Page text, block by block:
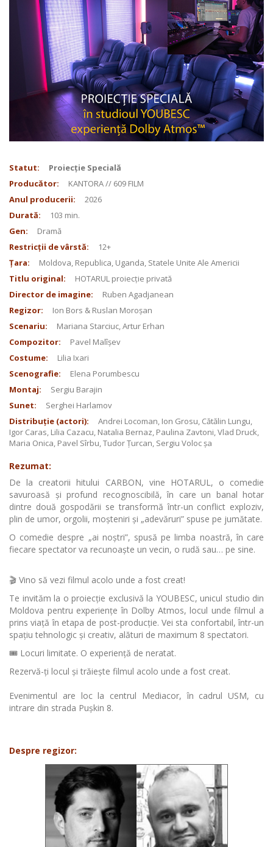
Statut:
Proiecție Specială
Producător:
KANTORA // 609 FILM
Anul producerii:
2026
Durată:
103 min.
Gen:
Dramă
Restricții de vârstă:
12+
Țara:
Moldova, Republica, Uganda, Statele Unite Ale Americii
Titlu original:
HOTARUL proiecție privată
Director de imagine:
Ruben Agadjanean
Regizor:
Ion Bors & Ruslan Moroșan
Scenariu:
Mariana Starciuc, Artur Erhan
Compozitor:
Pavel Malîșev
Costume:
Lilia Ixari
Scenografie:
Elena Porumbescu
Montaj:
Sergiu Barajin
Sunet:
Serghei Harlamov
Distribuție (actori):
Andrei Locoman, Ion Grosu, Cătălin Lungu,
Igor Caras, Lilia Cazacu, Natalia Bernaz, Paulina Zavtoni, Vlad Druck,
Maria Onica, Pavel Sîrbu, Tudor Țurcan, Sergiu Voloc șa
Rezumat:
De la creatorii hitului CARBON, vine HOTARUL, o comedie
savuroasă și profund recognoscibilă, în care un banal hotar
dintre două gospodării se transformă într-un conflict exploziv,
plin de umor, orgolii, moșteniri și „adevăruri” spuse pe jumătate.
O comedie despre „ai noștri”, spusă pe limba noastră, în care
fiecare spectator va recunoaște un vecin, o rudă sau… pe sine.
🎬 Vino să vezi filmul acolo unde a fost creat!
Te invităm la o proiecție exclusivă la YOUBESC, unicul studio din
Moldova pentru experiențe în Dolby Atmos, locul unde filmul a
prins viață în etapa de post-producție. Vei sta confortabil, într-un
spațiu tehnologic și creativ, alături de maximum 8 spectatori.
🎟️ Locuri limitate. O experiență de neratat.
Rezervă-ți locul și trăiește filmul acolo unde a fost creat.
Evenimentul are loc la centrul Mediacor, în cadrul USM, cu
intrare din strada Pușkin 8.
Despre regizor: